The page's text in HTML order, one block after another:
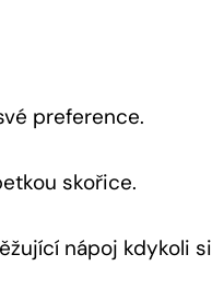
preference.
skořice.
nápoj kdykoli si